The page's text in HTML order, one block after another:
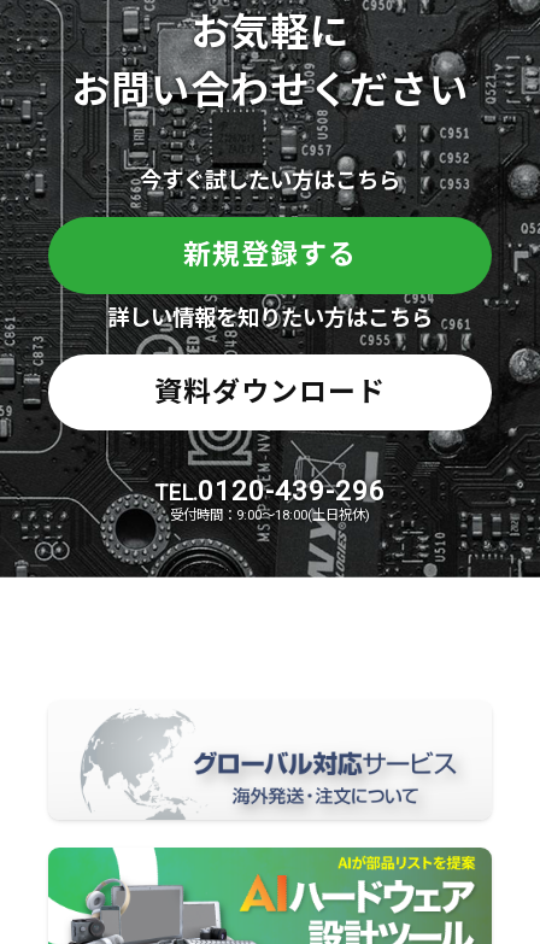
お気軽に
お問い合わせください
今すぐ試したい方はこちら
新規登録する
詳しい情報を知りたい方はこちら
資料ダウンロード
TEL.0120-439-296
受付時間：9:00～18:00(土日祝休)